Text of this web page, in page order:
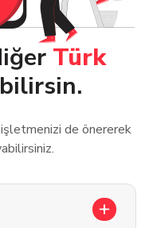
Türk
de önererek